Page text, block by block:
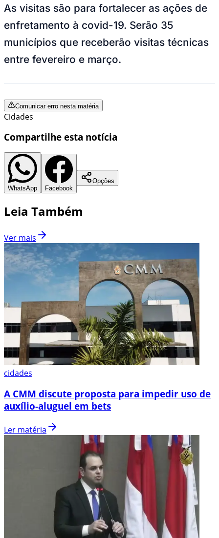
As visitas são para fortalecer as ações de
enfretamento à covid-19. Serão 35
municípios que receberão visitas técnicas
entre fevereiro e março.
Comunicar erro nesta matéria
Cidades
Compartilhe esta notícia
WhatsApp Facebook
Opções
Leia Também
Ver mais
cidades
A CMM discute proposta para impedir uso de
auxílio-aluguel em bets
Ler matéria